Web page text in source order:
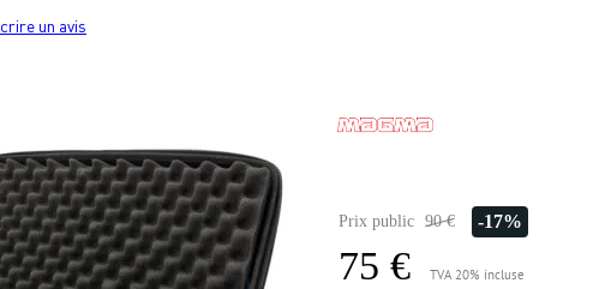
un avis
Prix public 90 € -17%
75 € TVA 20% incluse